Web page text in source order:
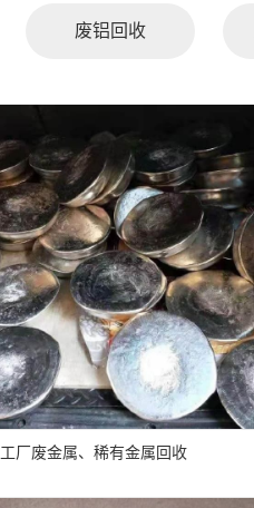
废铝回收
工厂废金属、稀有金属回收